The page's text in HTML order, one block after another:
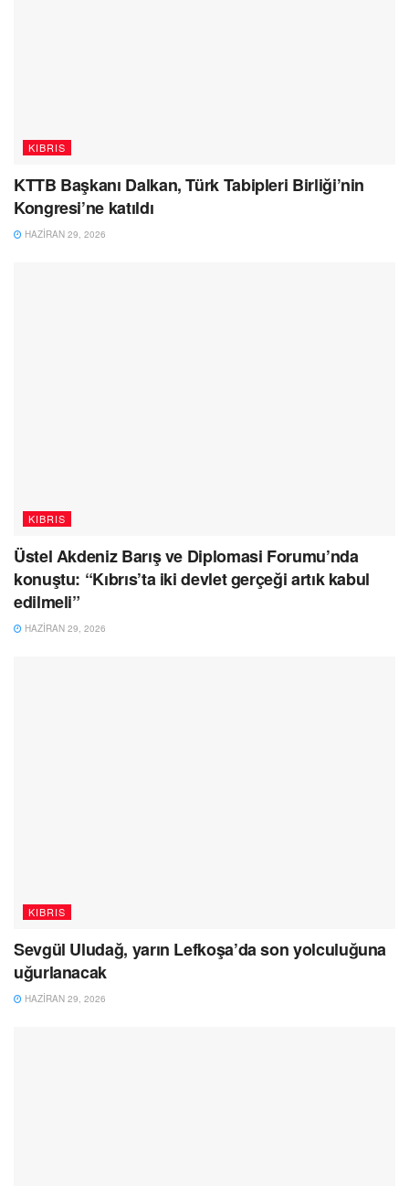
KIBRIS
KTTB Başkanı Dalkan, Türk Tabipleri Birliği’nin
Kongresi’ne katıldı
HAZIRAN 29, 2026
KIBRIS
Üstel Akdeniz Barış ve Diplomasi Forumu’nda
konuştu: “Kıbrıs’ta iki devlet gerçeği artık kabul
edilmeli”
HAZIRAN 29, 2026
KIBRIS
Sevgül Uludağ, yarın Lefkoşa’da son yolculuğuna
uğurlanacak
HAZIRAN 29, 2026